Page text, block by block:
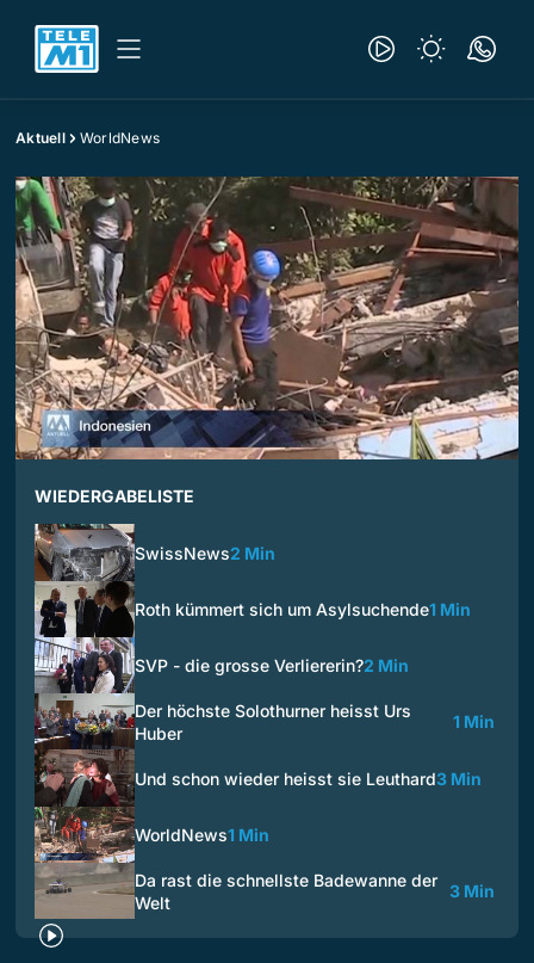
Aktuell WorldNews
WIEDERGABELISTE
SwissNews2 Min
Roth kümmert sich um Asylsuchende1 Min
SVP - die grosse Verliererin?2 Min
Der höchste Solothurner heisst Urs
Huber
1 Min
Und schon wieder heisst sie Leuthard3 Min
WorldNews1 Min
Da rast die schnellste Badewanne der
Welt
3 Min